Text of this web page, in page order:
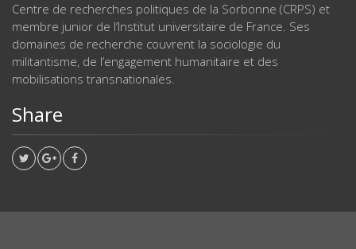
Centre de recherches politiques de la Sorbonne (CRPS) et
membre junior de l’Institut universitaire de France. Ses
domaines de recherche couvrent la sociologie du
militantisme, de l’engagement humanitaire et des
mobilisations transnationales.
Share